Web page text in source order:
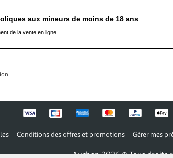
aux mineurs de moins de 18 ans
de la vente en ligne.
Conditions des offres et promotions Gérer mes
Auchan 2026 © Tous droits